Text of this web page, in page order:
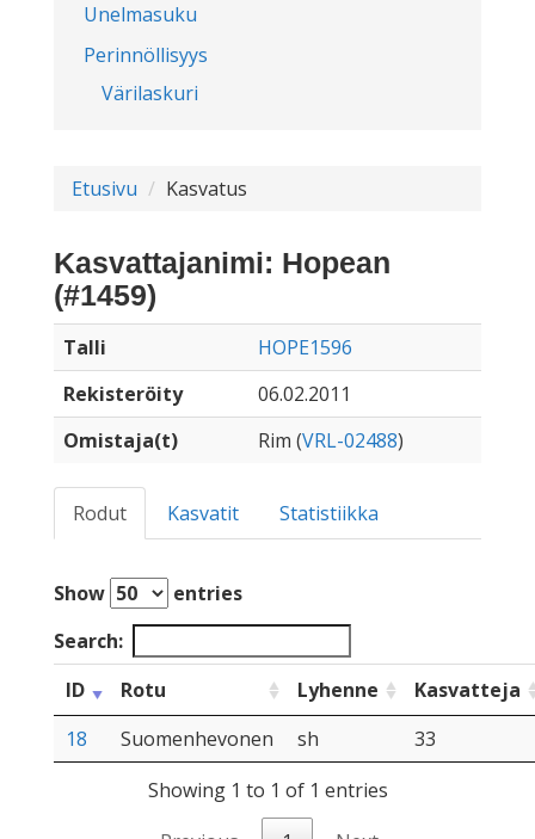
Unelmasuku
Perinnöllisyys
Värilaskuri
Etusivu Kasvatus
Kasvattajanimi: Hopean
(#1459)
Talli
HOPE1596
Rekisteröity
06.02.2011
Omistaja(t)
Rim (VRL-02488)
Rodut Kasvatit Statistiikka
Show
entries
Search:
ID
Rotu Lyhenne
Kasvatteja
18
Suomenhevonen sh
33
Showing 1 to 1 of 1 entries